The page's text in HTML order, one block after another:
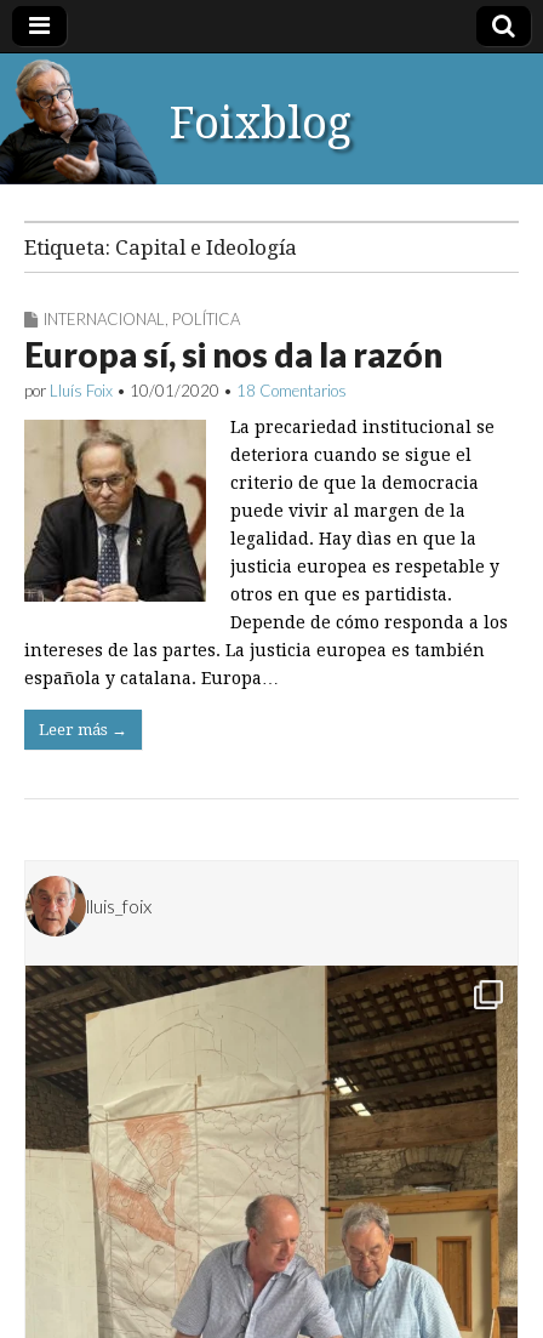
Foixblog
Etiqueta: Capital e Ideología
INTERNACIONAL POLÍTICA
Europa sí, si nos da la razón
por Lluís Foix • 10/01/2020 • 18 Comentarios
La precariedad institucional se
deteriora cuando se sigue el
criterio de que la democracia
puede vivir al margen de la
legalidad. Hay dìas en que la
justicia europea es respetable y
otros en que es partidista.
Depende de cómo responda a los
intereses de las partes. La justicia europea es también
española y catalana. Europa…
Leer más →
lluis_foix